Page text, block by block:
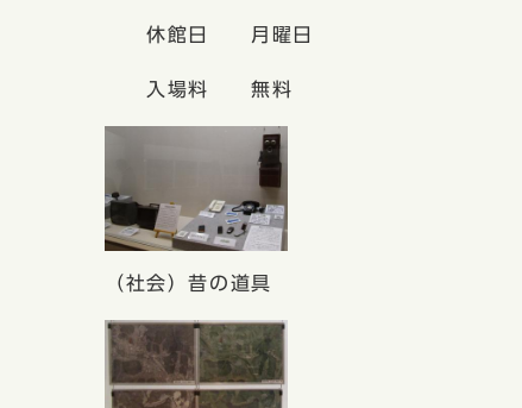
休館日 月曜日
入場料 無料
（社会）昔の道具